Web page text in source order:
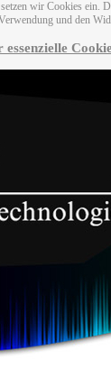
wir Cookies
und den
essenzielle